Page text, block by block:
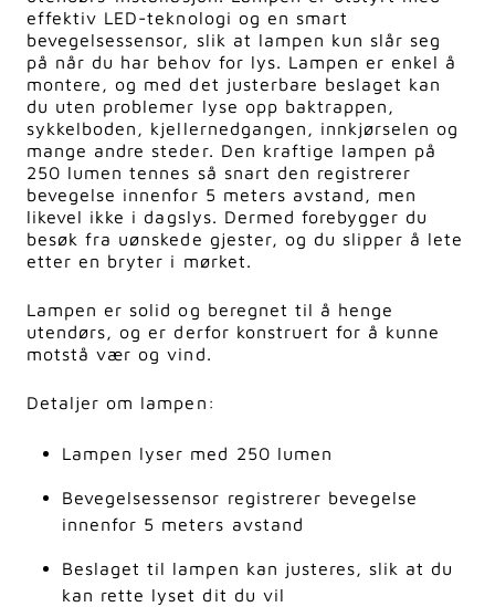
effektiv LED-teknologi og en smart
bevegelsessensor, slik at lampen kun slår seg
på når du har behov for lys. Lampen er enkel å
montere, og med det justerbare beslaget kan
du uten problemer lyse opp baktrappen,
sykkelboden, kjellernedgangen, innkjørselen og
mange andre steder. Den kraftige lampen på
250 lumen tennes så snart den registrerer
bevegelse innenfor 5 meters avstand, men
likevel ikke i dagslys. Dermed forebygger du
besøk fra uønskede gjester, og du slipper å lete
etter en bryter i mørket.
Lampen er solid og beregnet til å henge
utendørs, og er derfor konstruert for å kunne
motstå vær og vind.
Detaljer om lampen:
Lampen lyser med 250 lumen
Bevegelsessensor registrerer bevegelse
innenfor 5 meters avstand
Beslaget til lampen kan justeres, slik at du
kan rette lyset dit du vil